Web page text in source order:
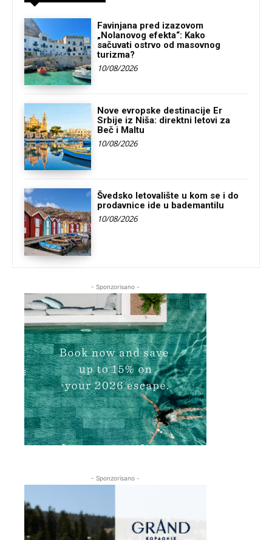
Favinjana pred izazovom
„Nolanovog efekta“: Kako
sačuvati ostrvo od masovnog
turizma?
10/08/2026
Nove evropske destinacije Er
Srbije iz Niša: direktni letovi za
Beč i Maltu
10/08/2026
Švedsko letovalište u kom se i do
prodavnice ide u bademantilu
10/08/2026
- Sponzorisano -
- Sponzorisano -